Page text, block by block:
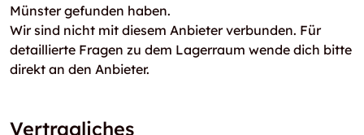
Münster gefunden haben.
Wir sind nicht mit diesem Anbieter verbunden. Für
detaillierte Fragen zu dem Lagerraum wende dich bitte
direkt an den Anbieter.
Vertragliches